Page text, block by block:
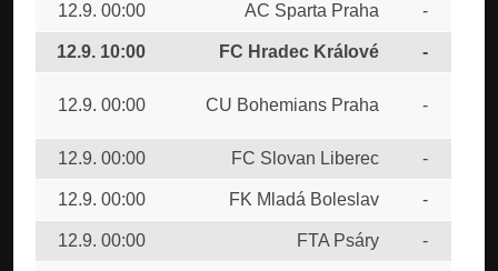
12.9. 00:00 AC Sparta Praha -
12.9. 10:00 FC Hradec Králové -
12.9. 00:00 CU Bohemians Praha -
12.9. 00:00 FC Slovan Liberec -
12.9. 00:00 FK Mladá Boleslav -
12.9. 00:00 FTA Psáry -